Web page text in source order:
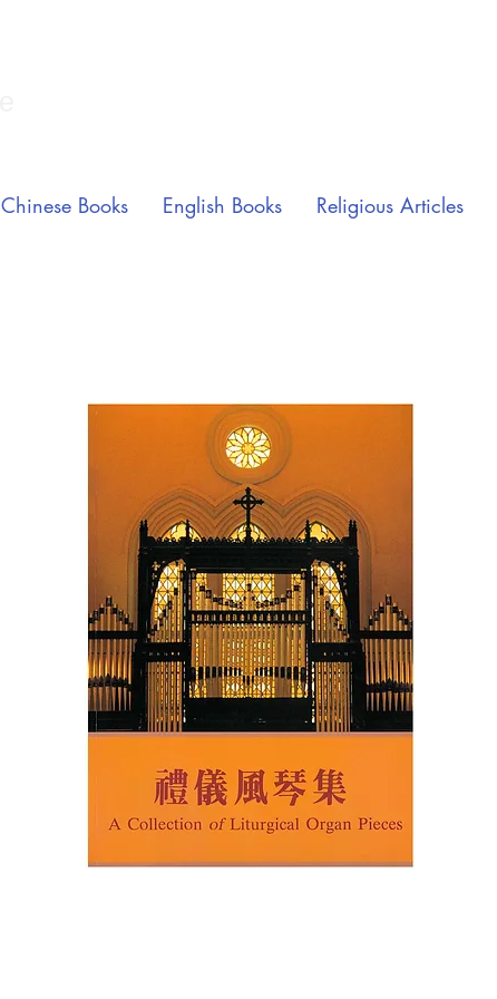
Chinese Books English Books Religious Articles